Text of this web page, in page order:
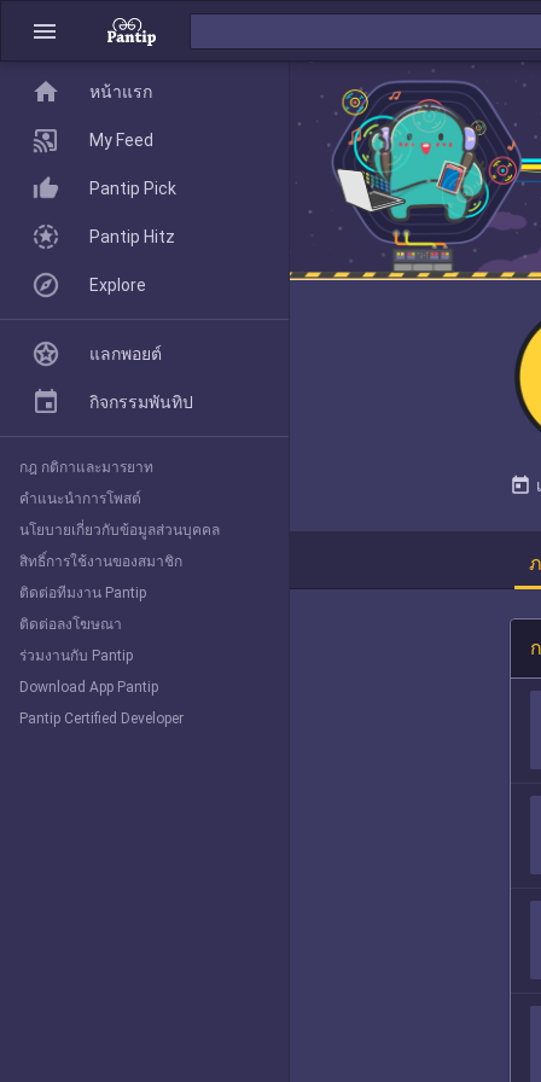
menu
today
home
Pantip Pick
Explore
home หน้าแรก
My Feed
Pantip Pick
Pantip Hitz
Explore
แลกพอยต์
กิจกรรมพันทิป
กฎ กติกาและมารยาท
คำแนะนำการโพสต์
นโยบายเกี่ยวกับข้อมูลส่วนบุคคล
สิทธิ์การใช้งานของสมาชิก
ติดต่อทีมงาน Pantip
ติดต่อลงโฆษณา
ร่วมงานกับ Pantip
Download App Pantip
Pantip Certified Developer